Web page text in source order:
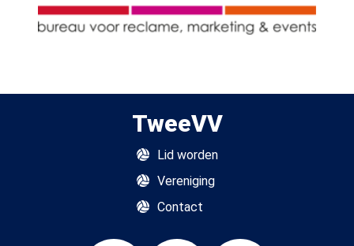
TweeVV
Lid worden
Vereniging
Contact